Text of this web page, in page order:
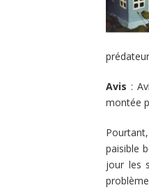
Avis :
montée
paisible
jour les